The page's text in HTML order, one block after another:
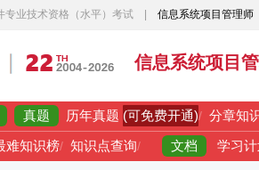
专业技术资格（水平）考试 信息系统项目管理师
信息系统项目
真题 历年真题 (可免费开通)/ 分章知
难知识榜/ 知识点查询/ 文档 学习